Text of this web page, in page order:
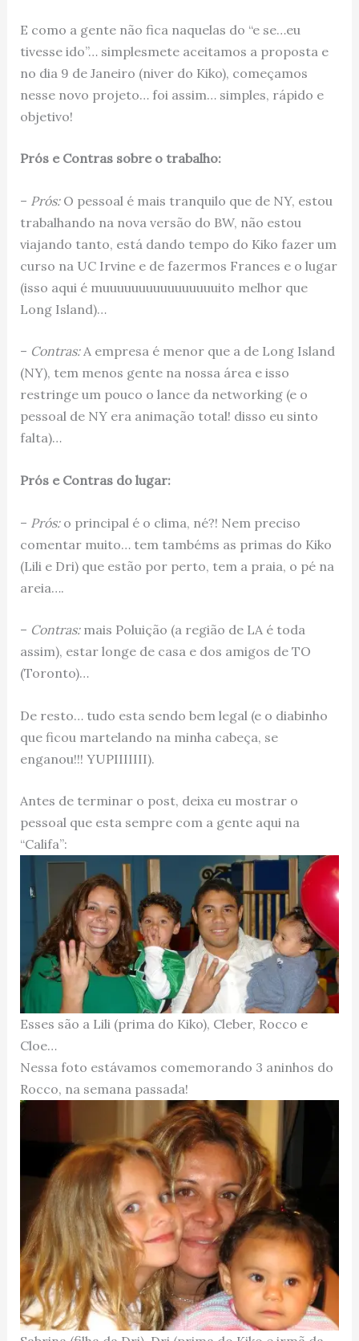
E como a gente não fica naquelas do “e se…eu
tivesse ido”… simplesmete aceitamos a proposta e
no dia 9 de Janeiro (niver do Kiko), começamos
nesse novo projeto… foi assim… simples, rápido e
objetivo!
Prós e Contras sobre o trabalho:
– Prós:O pessoal é mais tranquilo que de NY, estou
trabalhando na nova versão do BW, não estou
viajando tanto, está dando tempo do Kiko fazer um
curso na UC Irvine e de fazermos Frances e o lugar
(isso aqui é muuuuuuuuuuuuuuuuito melhor que
Long Island)…
– Contras:A empresa é menor que a de Long Island
(NY), tem menos gente na nossa área e isso
restringe um pouco o lance da networking (e o
pessoal de NY era animação total! disso eu sinto
falta)…
Prós e Contras do lugar:
– Prós:o principal é o clima, né?! Nem preciso
comentar muito… tem tambéms as primas do Kiko
(Lili e Dri) que estão por perto, tem a praia, o pé na
areia….
– Contras:mais Poluição (a região de LA é toda
assim), estar longe de casa e dos amigos de TO
(Toronto)…
De resto… tudo esta sendo bem legal (e o diabinho
que ficou martelando na minha cabeça, se
enganou!!! YUPIIIIIII).
Antes de terminar o post, deixa eu mostrar o
pessoal que esta sempre com a gente aqui na
“Califa”:
Esses são a Lili (prima do Kiko), Cleber, Rocco e
Cloe…
Nessa foto estávamos comemorando 3 aninhos do
Rocco, na semana passada!